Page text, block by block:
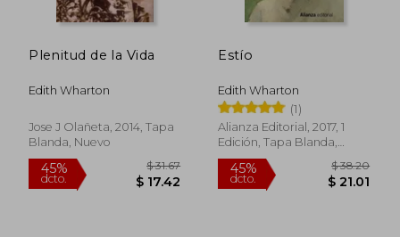
Plenitud de la Vida
Edith Wharton
Jose J Olañeta, 2014, Tapa
Blanda, Nuevo
Estío
Edith Wharton
(1)
Alianza Editorial, 2017, 1
Edición, Tapa Blanda,
Nuevo